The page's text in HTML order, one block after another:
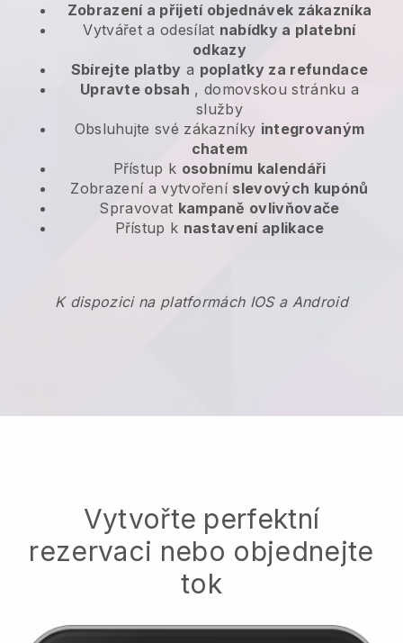
Zobrazení a přijetí objednávek zákazníka
Vytvářet a odesílat nabídky a platební
odkazy
Sbírejte platby a poplatky za refundace
Upravte obsah , domovskou stránku a
služby
Obsluhujte své zákazníky integrovaným
chatem
Přístup k osobnímu kalendáři
Zobrazení a vytvoření slevových kupónů
Spravovat kampaně ovlivňovače
Přístup k nastavení aplikace
K dispozici na platformách IOS a Android
Vytvořte perfektní
rezervaci nebo objednejte
tok